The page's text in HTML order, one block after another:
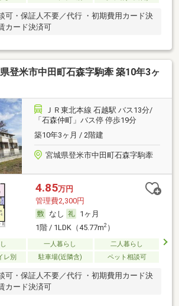
可・保証人不要／代行 ・初期費用カード決
カード決済可
登米市中田町石森字駒牽 築10年3ヶ
ＪＲ東北本線 石越駅 バス13分/
「石森仲町」バス停 停歩19分
築10年3ヶ月 / 2階建
宮城県登米市中田町石森字駒牽
4.85万円
管理費2,300円
なし
1ヶ月
1階 / 1LDK（45.77m2）
一人暮らし
二人暮らし
レ別
駐車場(近隣含) ペット相談可
可・保証人不要／代行 ・初期費用カード決
カード決済可